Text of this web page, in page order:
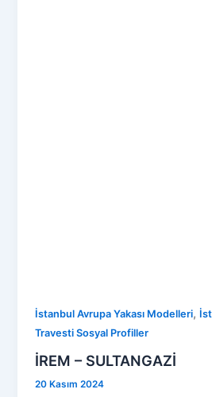
İstanbul Avrupa Yakası Modelleri,
Travesti Sosyal Profiller
İREM – SULTANGAZİ
20 Kasım 2024